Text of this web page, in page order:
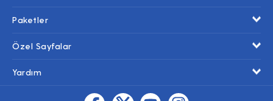
Paketler
Özel Sayfalar
Yardım